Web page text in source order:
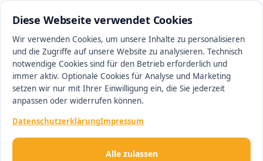
Diese Webseite verwendet Cookies
Wir verwenden Cookies, um unsere Inhalte zu personalisieren
und die Zugriffe auf unsere Website zu analysieren. Technisch
notwendige Cookies sind für den Betrieb erforderlich und
immer aktiv. Optionale Cookies für Analyse und Marketing
setzen wir nur mit Ihrer Einwilligung ein, die Sie jederzeit
anpassen oder widerrufen können.
DatenschutzerklärungImpressum
Alle zulassen